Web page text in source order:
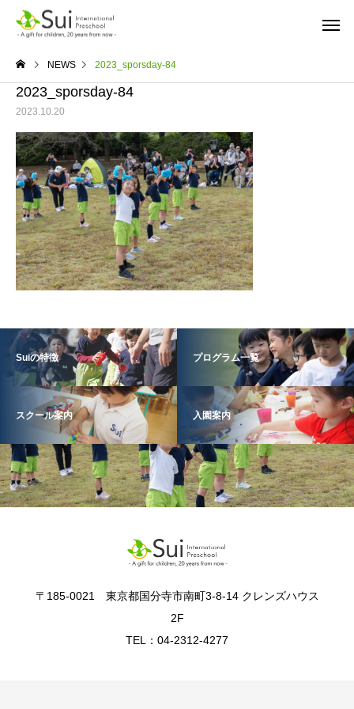
NEWS 2023_sporsday-84
2023_sporsday-84
2023.10.20
Suiの特徴 プログラム一覧
スクール案内 入園案内
〒185-0021 東京都国分寺市南町3-8-14 クレンズハウス
2F
TEL：04-2312-4277